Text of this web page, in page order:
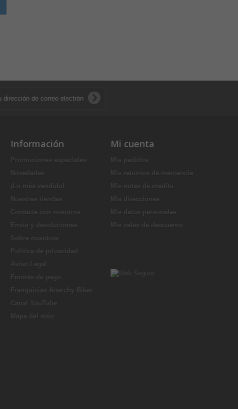
Información
Promociones especiales
Novedades
¡Lo más vendido!
Nuestras tiendas
Contacte con nosotros
Envío y devoluciones
Sobre nosotros
Política de privacidad
Aviso Legal
Formas de pago
Franquicias Anarchy Biker
Canal YouTube
Mapa del sitio
Mi cuenta
Mis pedidos
Mis retornos de mercancia
Mis notas de credito
Mis direcciones
Mis datos personales
Mis vales de descuento